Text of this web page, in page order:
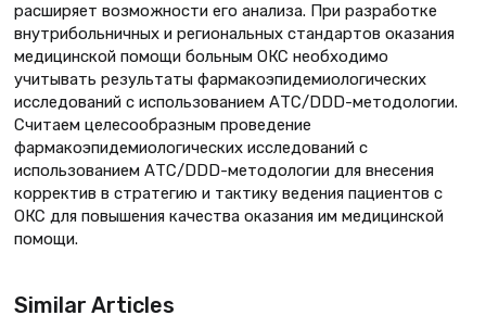
расширяет возможности его анализа. При разработке
внутрибольничных и региональных стандартов оказания
медицинской помощи больным ОКС необходимо
учитывать результаты фармакоэпидемиологических
исследований с использованием АТС/DDD-методологии.
Считаем целесообразным проведение
фармакоэпидемиологических исследований с
использованием АТС/DDD-методологии для внесения
корректив в стратегию и тактику ведения пациентов с
ОКС для повышения качества оказания им медицинской
помощи.
Similar Articles